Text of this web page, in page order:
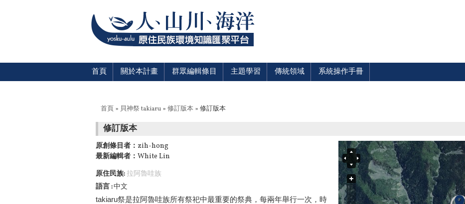
首頁 關於本計畫 群眾編輯條目 主題學習 傳統領域 系統操作手冊
您在這裡
首頁 » 貝神祭 takiaru » 修訂版本 » 修訂版本
修訂版本
原創條目者： zih-hong
最新編輯者： White Lin
原住民族:拉阿魯哇族
語言 中文
takiaru祭是拉阿魯哇族所有祭祀中最重要的祭典，每兩年舉行一次，時